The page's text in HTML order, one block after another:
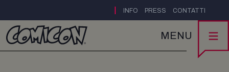
INFO PRESS CONTATTI
MENU